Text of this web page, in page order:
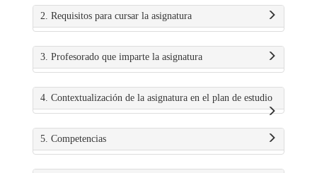
2. Requisitos para cursar la asignatura
3. Profesorado que imparte la asignatura
4. Contextualización de la asignatura en el plan de estudio
5. Competencias